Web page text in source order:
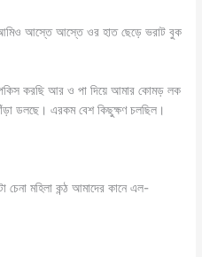
আস্তে আস্তে ওর হাত ছেড়ে ভরাট বুক
করছি আর ও পা দিয়ে আমার কোমড় লক
ডলছে। এরকম বেশ কিছুক্ষণ চলছিল।
মহিলা কন্ঠ আমাদের কানে এল-